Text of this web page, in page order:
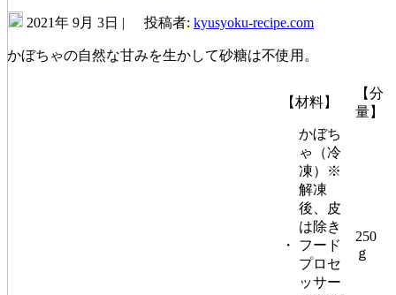
2021年 9月 3日 | 投稿者: kyusyoku-recipe.com
かぼちゃの自然な甘みを生かして砂糖は不使用。
【材料】
【分
量】
・
かぼち
ゃ（冷
凍）※
解凍
後、皮
は除き
フード
プロセ
ッサー
250
ｇ